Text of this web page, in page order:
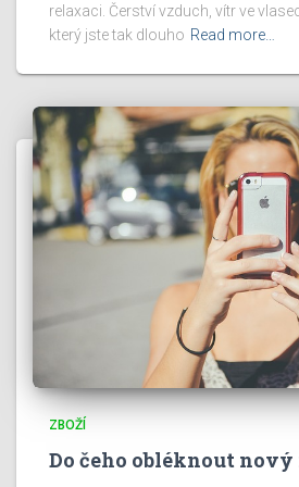
relaxaci. Čerství vzduch, vítr ve
který jste tak dlouho Read more…
ZBOŽÍ
Do čeho obléknout